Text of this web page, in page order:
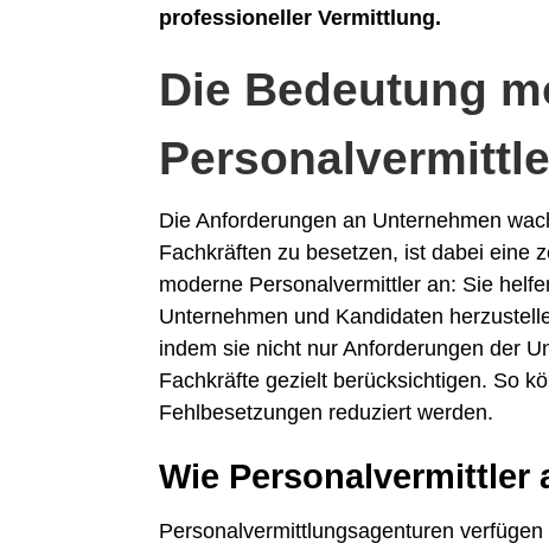
professioneller Vermittlung.
Die Bedeutung
Die Anforderungen an Unternehmen
Fachkräften zu besetzen, ist dabei eine
moderne Personalvermittler an: Sie
Unternehmen und Kandidaten
indem sie nicht nur Anforderungen der
Fachkräfte gezielt berücksichtigen. So
Fehlbesetzungen reduziert werden.
Wie Personalvermittler
Personalvermittlungsagenturen